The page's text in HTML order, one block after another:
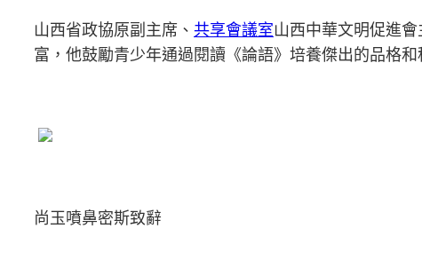
山西省政協原副主席、 共享會議室山西中華文明促進會
富，他鼓勵青少年通過閱讀《論語》培養傑出的品格和
尚玉噴鼻密斯致辭